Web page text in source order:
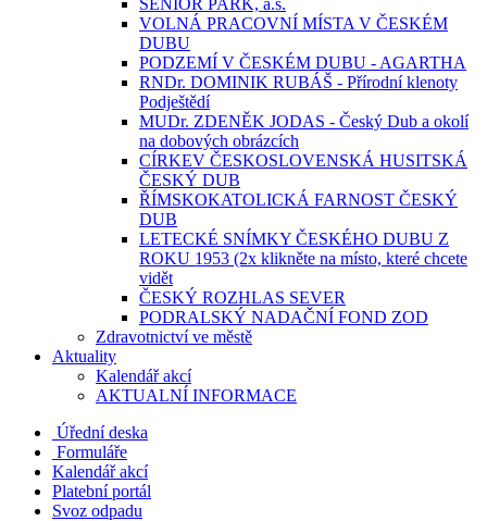
SENIOR PARK, a.s.
VOLNÁ PRACOVNÍ MÍSTA V ČESKÉM
DUBU
PODZEMÍ V ČESKÉM DUBU - AGARTHA
RNDr. DOMINIK RUBÁŠ - Přírodní klenoty
Podještědí
MUDr. ZDENĚK JODAS - Český Dub a okolí
na dobových obrázcích
CÍRKEV ČESKOSLOVENSKÁ HUSITSKÁ
ČESKÝ DUB
ŘÍMSKOKATOLICKÁ FARNOST ČESKÝ
DUB
LETECKÉ SNÍMKY ČESKÉHO DUBU Z
ROKU 1953 (2x klikněte na místo, které chcete
vidět
ČESKÝ ROZHLAS SEVER
PODRALSKÝ NADAČNÍ FOND ZOD
Zdravotnictví ve městě
Aktuality
Kalendář akcí
AKTUALNÍ INFORMACE
Úřední deska
Formuláře
Kalendář akcí
Platební portál
Svoz odpadu